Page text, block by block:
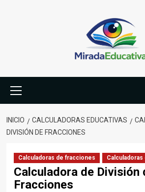
primario
INICIO CALCULADORAS EDUCATIVAS
DIVISIÓN DE FRACCIONES
Calculadoras de fracciones Calculadoras
Calculadora de División
Fracciones